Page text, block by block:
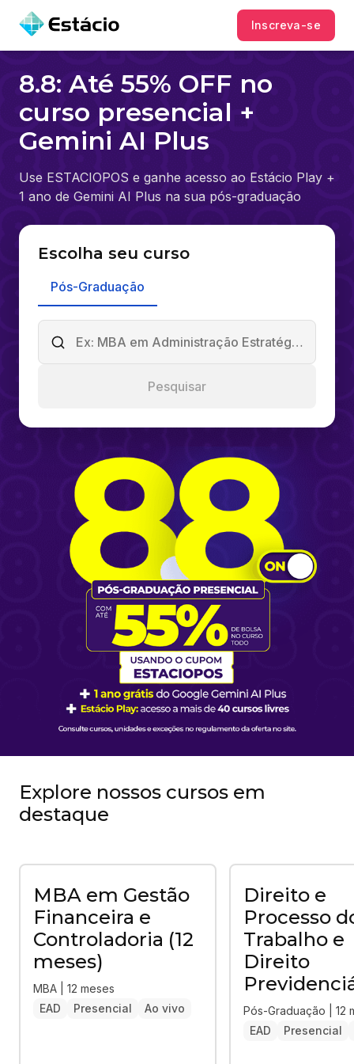
Inscreva-se
8.8: Até 55% OFF no
curso presencial +
Gemini AI Plus
Use ESTACIOPOS e ganhe acesso ao Estácio Play +
1 ano de Gemini AI Plus na sua pós-graduação
Escolha seu curso
Pós-Graduação
Pesquisar
Explore nossos cursos em
destaque
MBA em Gestão
Financeira e
Controladoria (12
meses)
MBA | 12 meses
EAD
Presencial Ao vivo
Direito e
Processo
Trabalho e
Direito
Pós-Graduação | 12
EAD
Presencial